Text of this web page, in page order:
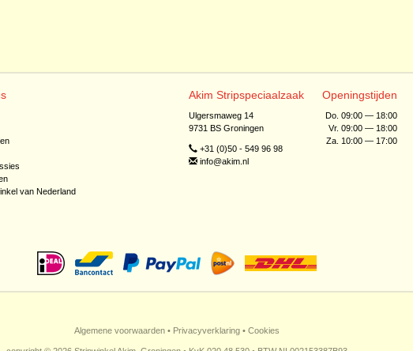
van Nederland
Akim Stripspeciaalzaak
Ulgersmaweg 14
9731 BS Groningen
+31 (0)50 - 549 96 98
info@akim.nl
Openingstijden
Do. 09:00 — 18:00
Vr. 09:00 — 18:00
Za. 10:00 — 17:00
Algemene voorwaarden • Privacyverklaring • Cookies